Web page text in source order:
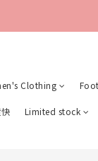
Clothing
Limited stock